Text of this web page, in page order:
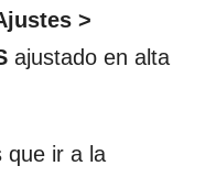
>
ajustado en alta
que ir a la